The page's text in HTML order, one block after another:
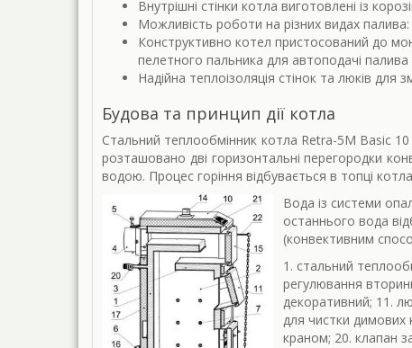
Внутрішні стінки котла виготовлені із
Можливість роботи на різних видах
Конструктивно котел пристосований до
пелетного пальника для автоподачі
Надійна теплоізоляція стінок та люків для
Будова та принцип дії котла
Стальний теплообмінник котла Retra-5M Basic 10
розташовано дві горизонтальні перегородки
водою. Процес горіння відбувається в топці
Вода із системи
останнього вода
(конвективним
1. стальний
регулювання
декоративний; 11.
для чистки димових
краном; 20. клапан